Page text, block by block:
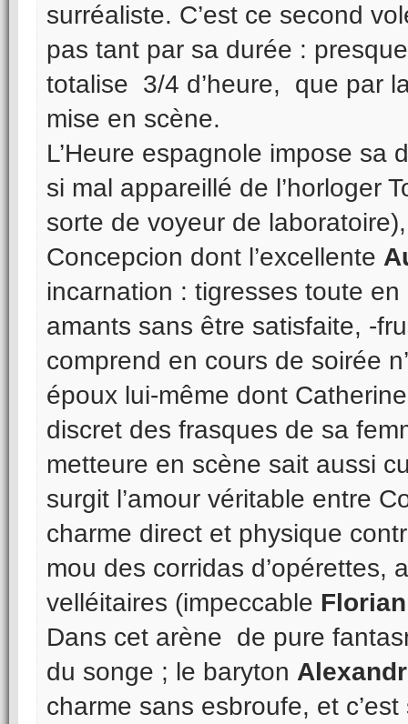
surréaliste. C’est ce second
pas tant par sa durée :
totalise 3/4 d’heure, que par
mise en scène.
L’Heure espagnole impose
si mal appareillé de l’horloger
sorte de voyeur de
Concepcion dont l’excellente
incarnation : tigresses toute
amants sans être satisfaite, -
comprend en cours de soirée
époux lui-même dont
discret des frasques de sa
metteure en scène sait aussi
surgit l’amour véritable entre
charme direct et physique
mou des corridas d’opérettes,
velléitaires (impeccable
Dans cet arène de pure
du songe ; le baryton
charme sans esbroufe, et